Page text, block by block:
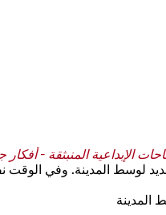
الإبداعية المنبثقة -
لوسط المدينة. وفي الوقت
المدينة